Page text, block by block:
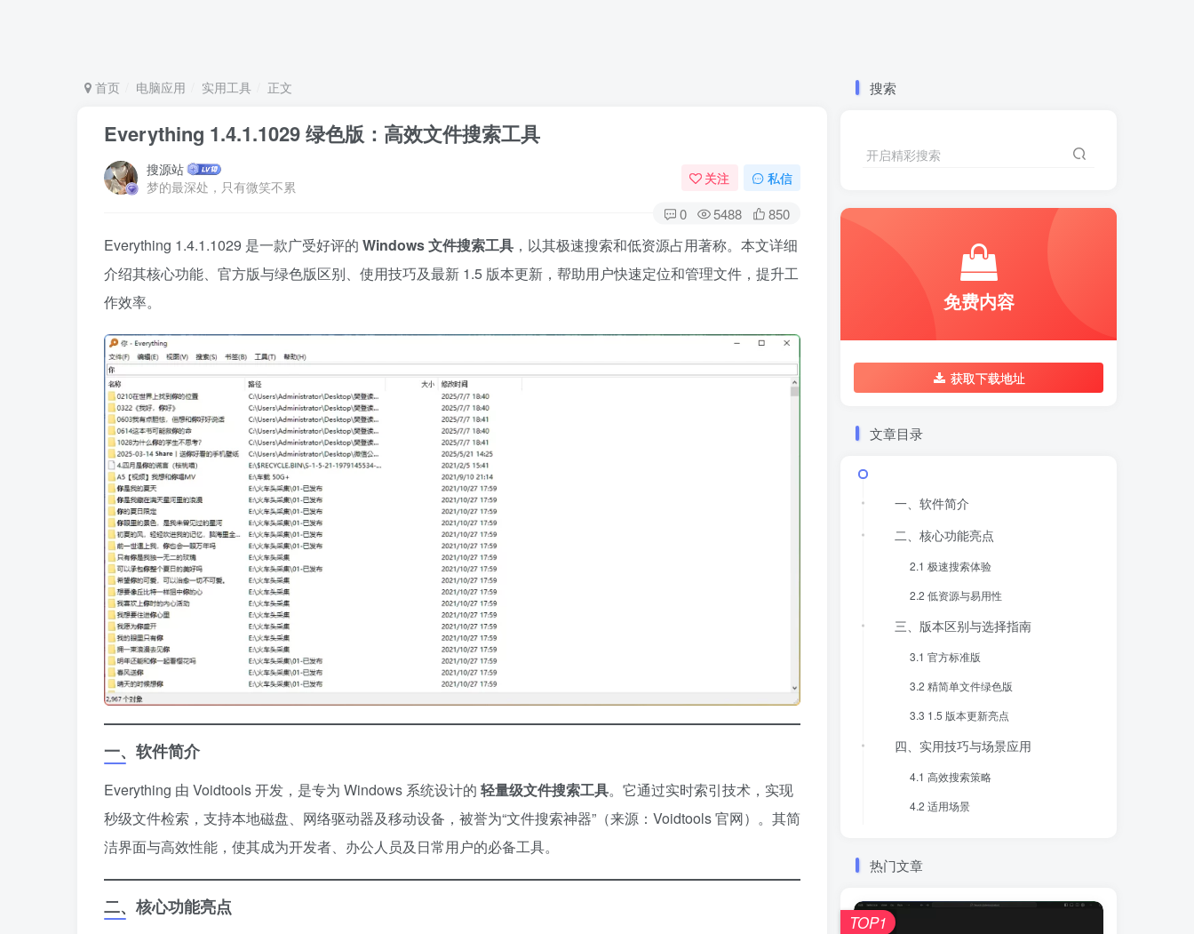
首页 电脑应用 实用工具 正文
Everything 1.4.1.1029 绿色版：高效文件搜索工具
搜源站
梦的最深处，只有微笑不累
关注 私信
0 5488 850
Everything 1.4.1.1029 是一款广受好评的 ​ ​Windows 文件搜索工具​ ​，以其极速搜索和低资源占用著称。本文详细
介绍其核心功能、官方版与绿色版区别、使用技巧及最新 1.5 版本更新，帮助用户快速定位和管理文件，提升工
作效率。
​一、软件简介​
Everything 由 Voidtools 开发，是专为 Windows 系统设计的 ​ ​轻量级文件搜索工具​​。它通过实时索引技术，实现
秒级文件检索，支持本地磁盘、网络驱动器及移动设备，被誉为“文件搜索神器”（来源：Voidtools 官网）。其简
洁界面与高效性能，使其成为开发者、办公人员及日常用户的必备工具。
​二、核心功能亮点​
搜索
开启精彩搜索
免费内容
获取下载地址
文章目录
​​一、软件简介​​
​​二、核心功能亮点​​
​​2.1 极速搜索体验​​
​​2.2 低资源与易用性​​
​​三、版本区别与选择指南​​
​​3.1 官方标准版​​
​​3.2 精简单文件绿色版​​
​​3.3 1.5 版本更新亮点​​
​​四、实用技巧与场景应用​​
​​4.1 高效搜索策略​​
​​4.2 适用场景​​
热门文章
TOP1